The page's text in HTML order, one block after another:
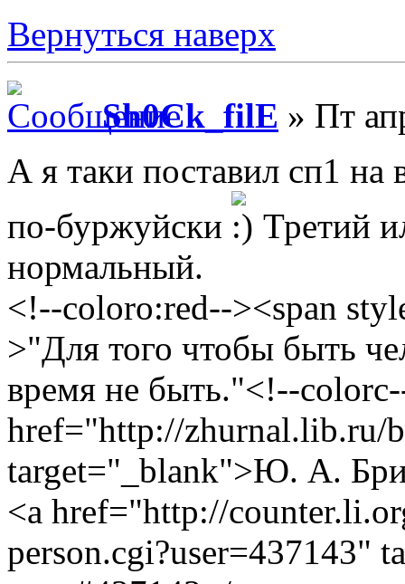
Вернуться наверх
Sh0Ck_filE » Пт
А я таки поставил сп1 на
по-буржуйски
Третий
нормальный.
<!--coloro:red--><span
>"Для того чтобы быть
время не быть."<!--
href="http://zhurnal.lib.ru/
target="_blank">Ю. А.
<a href="http://
person.cgi?user=437143"